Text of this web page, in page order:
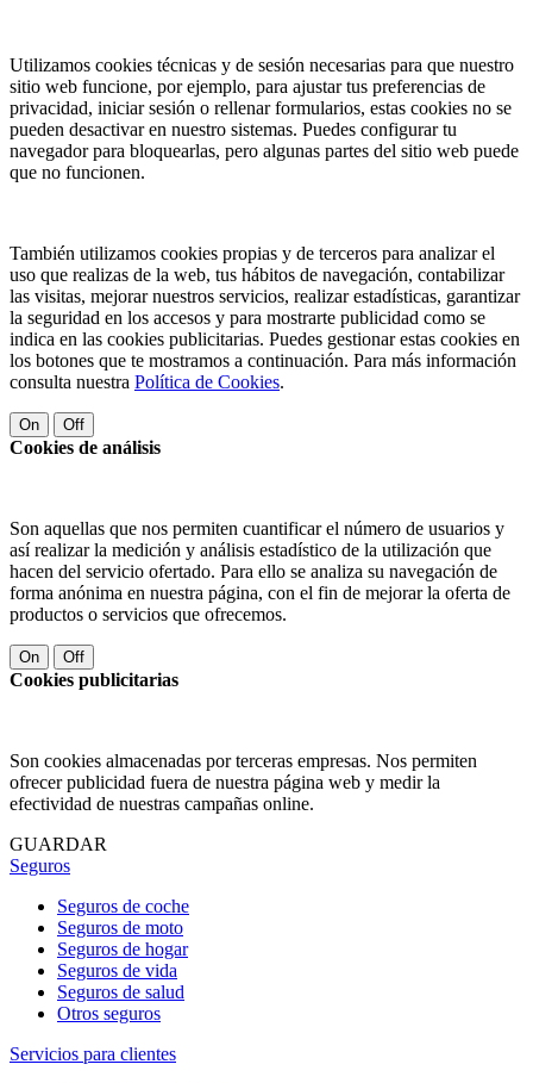
Utilizamos cookies técnicas y de sesión necesarias para que nuestro
sitio web funcione, por ejemplo, para ajustar tus preferencias de
privacidad, iniciar sesión o rellenar formularios, estas cookies no se
pueden desactivar en nuestro sistemas. Puedes configurar tu
navegador para bloquearlas, pero algunas partes del sitio web puede
que no funcionen.
También utilizamos cookies propias y de terceros para analizar el
uso que realizas de la web, tus hábitos de navegación, contabilizar
las visitas, mejorar nuestros servicios, realizar estadísticas, garantizar
la seguridad en los accesos y para mostrarte publicidad como se
indica en las cookies publicitarias. Puedes gestionar estas cookies en
los botones que te mostramos a continuación. Para más información
consulta nuestra Política de Cookies.
On Off
Cookies de análisis
Son aquellas que nos permiten cuantificar el número de usuarios y
así realizar la medición y análisis estadístico de la utilización que
hacen del servicio ofertado. Para ello se analiza su navegación de
forma anónima en nuestra página, con el fin de mejorar la oferta de
productos o servicios que ofrecemos.
On Off
Cookies publicitarias
Son cookies almacenadas por terceras empresas. Nos permiten
ofrecer publicidad fuera de nuestra página web y medir la
efectividad de nuestras campañas online.
GUARDAR
Seguros
Seguros de coche
Seguros de moto
Seguros de hogar
Seguros de vida
Seguros de salud
Otros seguros
Servicios para clientes